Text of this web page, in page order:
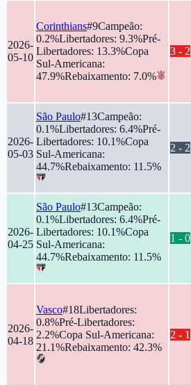
2026-
05-10
Corinthians#9Campeão:
0.2%Libertadores: 9.3%Pré-
Libertadores: 13.3%Copa
Sul-Americana:
47.9%Rebaixamento: 7.0%
3 - 2
2026-
05-03
São Paulo#13Campeão:
0.1%Libertadores: 6.4%Pré-
Libertadores: 10.1%Copa
Sul-Americana:
44.7%Rebaixamento: 11.5%
2 - 2
2026-
04-25
São Paulo#13Campeão:
0.1%Libertadores: 6.4%Pré-
Libertadores: 10.1%Copa
Sul-Americana:
44.7%Rebaixamento: 11.5%
1 - 0
2026-
04-18
Vasco#18Libertadores:
0.8%Pré-Libertadores:
2.2%Copa Sul-Americana:
21.1%Rebaixamento: 42.3%
2 - 1